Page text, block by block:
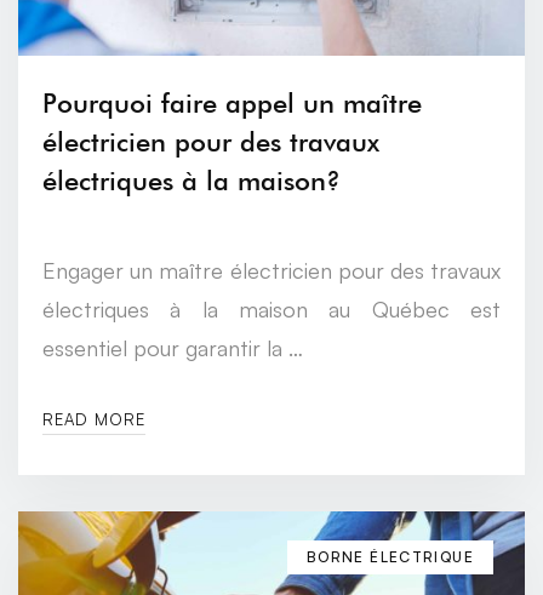
Pourquoi faire appel un maître
électricien pour des travaux
électriques à la maison?
Engager un maître électricien pour des travaux
électriques à la maison au Québec est
essentiel pour garantir la …
READ MORE
BORNE ÉLECTRIQUE